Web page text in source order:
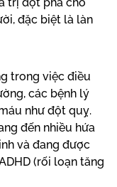
đặc biệt là làn
trong việc điều
các bệnh lý
như đột quỵ.
đến nhiều hứa
và đang được
(rối loạn tăng